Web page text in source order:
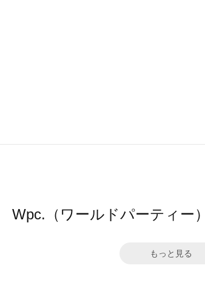
Wpc.（ワールドパーティー
もっと見る